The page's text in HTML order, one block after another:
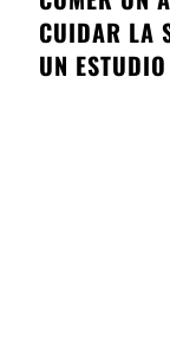
CUIDAR LA
UN ESTUDIO